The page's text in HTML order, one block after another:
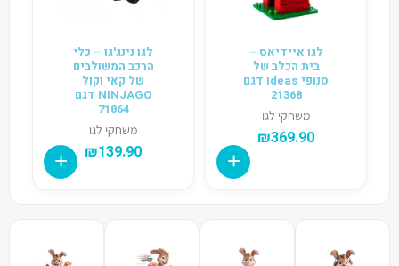
לגו איידיאס –
בית הכלב של
סנופי Ideas דגם
21368
משחקי לגו
₪369.90
לגו נינג'גו – כלי
הרכב המשולבים
של קאי וקול
NINJAGO דגם
71864
משחקי לגו
₪139.90